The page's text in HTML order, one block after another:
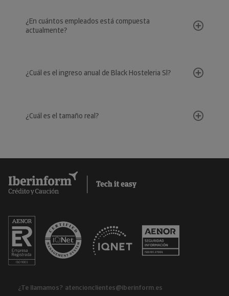
¿En cuántos empleados está compuesta
actualmente?
¿Cuál es el ingreso anual de Black Hosteleria Sl?
¿Cuál es el tamaño real?
¿Te llamamos? atencionclientes@iberinform.es